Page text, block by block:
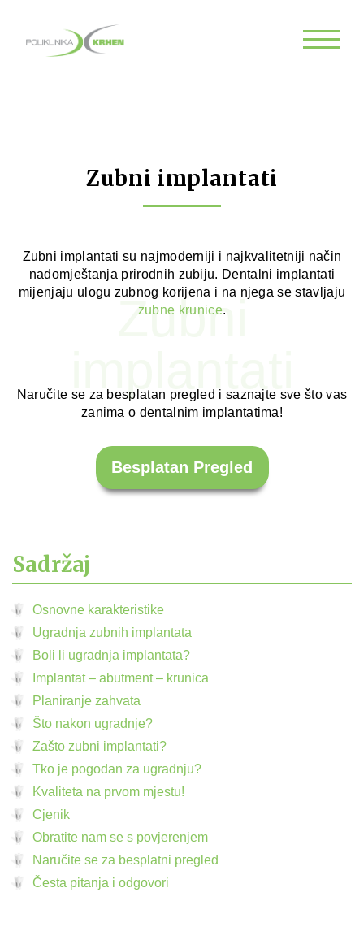
Zubni implantati
Zubni
Zubni implantati su najmoderniji i najkvalitetniji način
nadomještanja prirodnih zubiju. Dentalni implantati
mijenjaju ulogu zubnog korijena i na njega se stavljaju
zubne krunice.
Naručite se za besplatan pregled i saznajte sve što vas
zanima o dentalnim implantatima!
Besplatan Pregled
Sadržaj
Osnovne karakteristike
Ugradnja zubnih implantata
Boli li ugradnja implantata?
Implantat – abutment – krunica
Planiranje zahvata
Što nakon ugradnje?
Zašto zubni implantati?
Tko je pogodan za ugradnju?
Kvaliteta na prvom mjestu!
Cjenik
Obratite nam se s povjerenjem
Naručite se za besplatni pregled
Česta pitanja i odgovori